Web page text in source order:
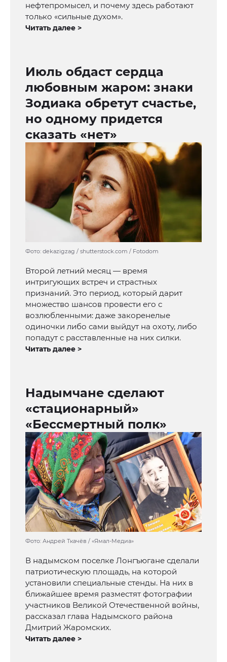
нефтепромысел, и почему здесь работают
только «сильные духом».
Читать далее >
Июль обдаст сердца
любовным жаром: знаки
Зодиака обретут счастье,
но одному придется
сказать «нет»
Фото: dekazigzag / shutterstock.com / Fotodom
Второй летний месяц — время
интригующих встреч и страстных
признаний. Это период, который дарит
множество шансов провести его с
возлюбленными: даже закоренелые
одиночки либо сами выйдут на охоту, либо
попадут с расставленные на них силки.
Читать далее >
Надымчане сделают
«стационарный»
«Бессмертный полк»
Фото: Андрей Ткачёв / «Ямал-Медиа»
В надымском поселке Лонгъюгане сделали
патриотическую площадь, на которой
установили специальные стенды. На них в
ближайшее время разместят фотографии
участников Великой Отечественной войны,
рассказал глава Надымского района
Дмитрий Жаромских.
Читать далее >